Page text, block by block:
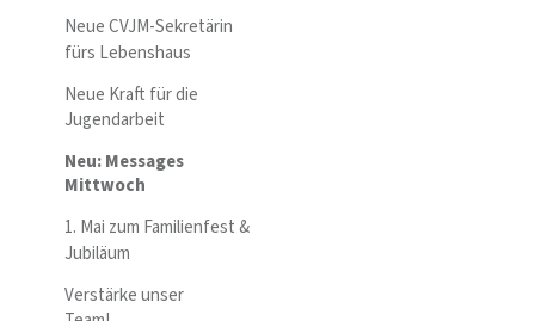
Neue CVJM-Sekretärin
fürs Lebenshaus
Neue Kraft für die
Jugendarbeit
Neu: Messages
Mittwoch
1. Mai zum Familienfest &
Jubiläum
Verstärke unser